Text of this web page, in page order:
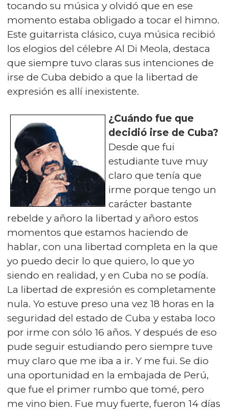
tocando su música y olvidó que en ese
momento estaba obligado a tocar el himno.
Este guitarrista clásico, cuya música recibió
los elogios del célebre Al Di Meola, destaca
que siempre tuvo claras sus intenciones de
irse de Cuba debido a que la libertad de
expresión es allí inexistente.
¿Cuándo fue que
decidió irse de Cuba?
Desde que fui
estudiante tuve muy
claro que tenía que
irme porque tengo un
carácter bastante
rebelde y añoro la libertad y añoro estos
momentos que estamos haciendo de
hablar, con una libertad completa en la que
yo puedo decir lo que quiero, lo que yo
siendo en realidad, y en Cuba no se podía.
La libertad de expresión es completamente
nula. Yo estuve preso una vez 18 horas en la
seguridad del estado de Cuba y estaba loco
por irme con sólo 16 años. Y después de eso
pude seguir estudiando pero siempre tuve
muy claro que me iba a ir. Y me fui. Se dio
una oportunidad en la embajada de Perú,
que fue el primer rumbo que tomé, pero
me vino bien. Fue muy fuerte, fueron 14 días